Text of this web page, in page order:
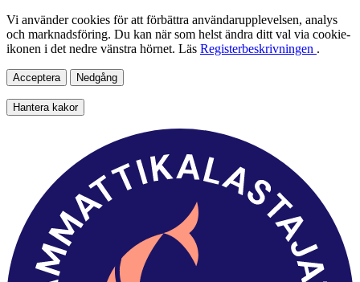
Vi använder cookies för att förbättra användarupplevelsen, analys
och marknadsföring. Du kan när som helst ändra ditt val via cookie-
ikonen i det nedre vänstra hörnet. Läs Registerbeskrivningen .
Acceptera Nedgång
Hantera kakor